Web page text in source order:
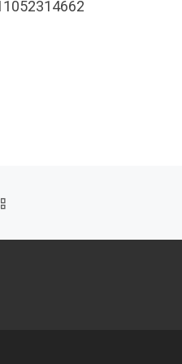
ÎNAPOI LA LISTA CU